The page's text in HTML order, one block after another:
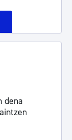
dena